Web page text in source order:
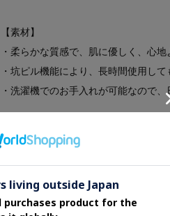
【素材】
・柔らかな質感で、肌に優しく、心
・坑ピル機能により、長時間使用し
・洗濯機でのお手入れが可能なので、
※製品寸法は平置きのスペックでご
※照明の関係により、実際よりも色味
ォンなどの環境により、若干製品と画